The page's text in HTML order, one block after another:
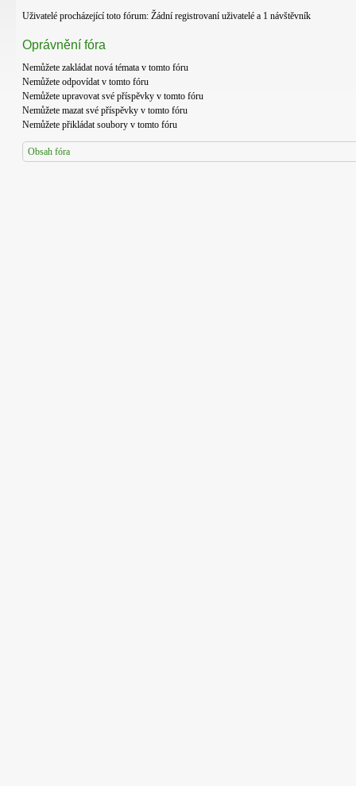
Uživatelé procházející toto fórum: Žádní registrovaní uživatelé a 1 návštěvník
Oprávnění fóra
Nemůžete zakládat nová témata v tomto fóru
Nemůžete odpovídat v tomto fóru
Nemůžete upravovat své příspěvky v tomto fóru
Nemůžete mazat své příspěvky v tomto fóru
Nemůžete přikládat soubory v tomto fóru
Obsah fóra